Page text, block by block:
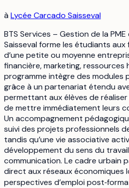
à Lycée Carcado Saisseval
BTS Services – Gestion de la
Saisseval forme les étudiants
d’une petite ou moyenne
financière, marketing, ressources
programme intègre des modules
grâce à un partenariat étendu
permettant aux élèves de
de mettre immédiatement leurs
Un accompagnement
suivi des projets professionnels
tandis qu’une vie associative
développement du sens du
communication. Le cadre urbain
direct aux réseaux économiques
perspectives d’emploi